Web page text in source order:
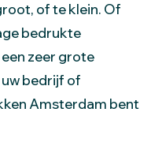
of te klein. Of
bedrukte
zeer grote
bedrijf of
Amsterdam bent